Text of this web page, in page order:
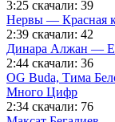
3:25 скачали: 39
Нервы — Красная
2:39 скачали: 42
Динара Алжан —
2:44 скачали: 36
OG Buda, Тима
Много Цифр
2:34 скачали: 76